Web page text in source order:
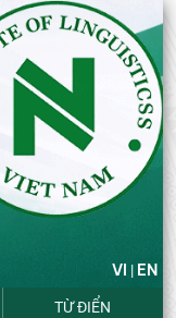
VI | EN
TỪ ĐIỂN